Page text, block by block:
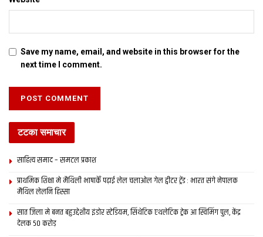
latest bihar news latest maithili news
मिथिला मिथिला समाचार
Save my name, email, and website in this browser for the
next time I comment.
टटका समाचार
साहित्य समाद – समटल प्रकाश
प्राथमिक शि‍क्षा मे मैथि‍ली भाषाकेँ पढ़ाई लेल चलाओल गेल ट्वीटर ट्रेंड : भारत संगे नेपालक
मैथिल लेलनि हिस्सा
सात जिला मे बनत बहुउद्देशीय इंडोर स्‍टेडि‍यम, सिंथेटिक एथलेटिक ट्रेक आ स्विमिंग पुल, केंद्र
देलक 50 करोड़